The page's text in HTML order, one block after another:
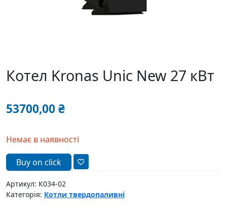
Котел Kronas Unic New 27 кВт
53700,00₴
Немає в наявності
Buy on click
Артикул: К034-02
Категорія: Котли твердопаливні